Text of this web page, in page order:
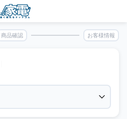
商品確認 お客様情報